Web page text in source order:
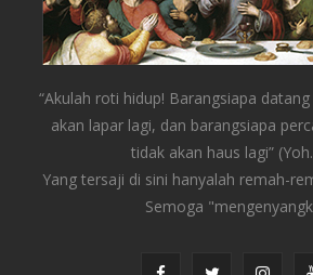
“Akulah roti hidup! Barangsiapa
akan lapar lagi, dan barangsiapa
tidak akan haus lagi”
Yang tersaji di sini hanyalah remah-
Semoga